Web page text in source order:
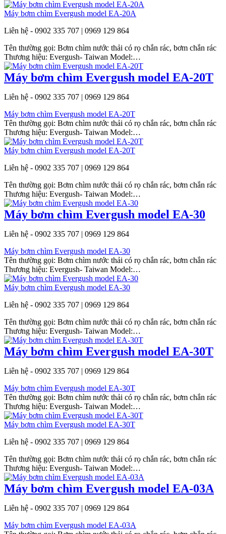
Máy bơm chìm Evergush model EA-20A
Liên hệ - 0902 335 707 | 0969 129 864
Tên thường gọi: Bơm chìm nước thải có rọ chắn rác, bơm chắn rác
Thương hiệu: Evergush- Taiwan Model:…
Máy bơm chìm Evergush model EA-20T
Liên hệ - 0902 335 707 | 0969 129 864
Máy bơm chìm Evergush model EA-20T
Tên thường gọi: Bơm chìm nước thải có rọ chắn rác, bơm chắn rác
Thương hiệu: Evergush- Taiwan Model:…
Máy bơm chìm Evergush model EA-20T
Liên hệ - 0902 335 707 | 0969 129 864
Tên thường gọi: Bơm chìm nước thải có rọ chắn rác, bơm chắn rác
Thương hiệu: Evergush- Taiwan Model:…
Máy bơm chìm Evergush model EA-30
Liên hệ - 0902 335 707 | 0969 129 864
Máy bơm chìm Evergush model EA-30
Tên thường gọi: Bơm chìm nước thải có rọ chắn rác, bơm chắn rác
Thương hiệu: Evergush- Taiwan Model:…
Máy bơm chìm Evergush model EA-30
Liên hệ - 0902 335 707 | 0969 129 864
Tên thường gọi: Bơm chìm nước thải có rọ chắn rác, bơm chắn rác
Thương hiệu: Evergush- Taiwan Model:…
Máy bơm chìm Evergush model EA-30T
Liên hệ - 0902 335 707 | 0969 129 864
Máy bơm chìm Evergush model EA-30T
Tên thường gọi: Bơm chìm nước thải có rọ chắn rác, bơm chắn rác
Thương hiệu: Evergush- Taiwan Model:…
Máy bơm chìm Evergush model EA-30T
Liên hệ - 0902 335 707 | 0969 129 864
Tên thường gọi: Bơm chìm nước thải có rọ chắn rác, bơm chắn rác
Thương hiệu: Evergush- Taiwan Model:…
Máy bơm chìm Evergush model EA-03A
Liên hệ - 0902 335 707 | 0969 129 864
Máy bơm chìm Evergush model EA-03A